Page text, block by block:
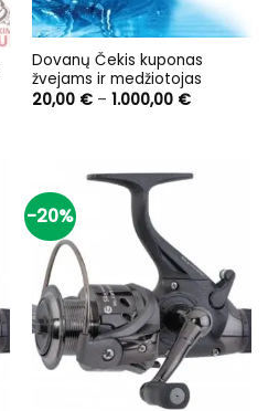
Dovanų Čekis kuponas
žvejams ir medžiotojas
20,00 € – 1.000,00 €Price
-20%